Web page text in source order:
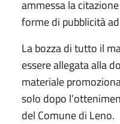
ammessa la
forme di pubblicità
La bozza di tutto il
essere allegata alla
materiale
solo dopo
del Comune di Leno.